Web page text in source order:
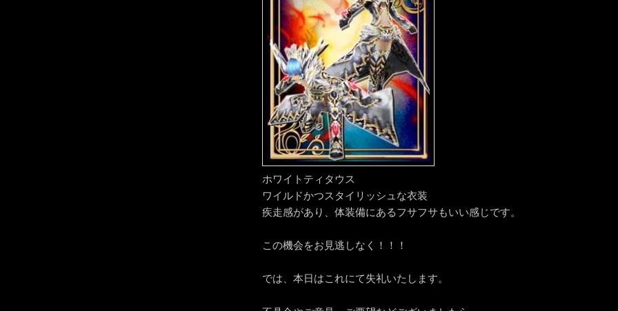
ホワイトティタウス
ワイルドかつスタイリッシュな衣装
疾走感があり、体装備にあるフサフサもいい感じです。
この機会をお見逃しなく！！！
では、本日はこれにて失礼いたします。